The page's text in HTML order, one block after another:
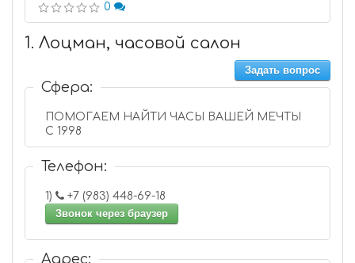
0
1. Лоцман, часовой салон
Задать вопрос
Сфера:
ПОМОГАЕМ НАЙТИ ЧАСЫ ВАШЕЙ МЕЧТЫ
С 1998
Телефон:
1)
+7 (983) 448-69-18
Звонок через браузер
Адрес: